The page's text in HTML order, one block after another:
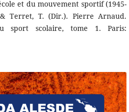
et du mouvement sportif (1945-
Terret, T. (Dir.). Pierre Arnaud.
sport scolaire, tome 1. Paris: